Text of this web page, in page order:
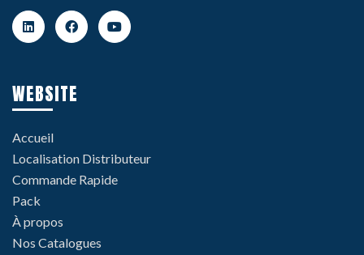
WEBSITE
Accueil
Localisation Distributeur
Commande Rapide
Pack
À propos
Nos Catalogues